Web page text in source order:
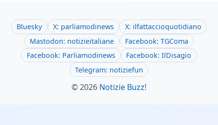
Bluesky X: parliamodinews
X: ilfattaccioquotidiano
Mastodon: notizieitaliane
Facebook: TGComa
Facebook: Parliamodinews
Facebook: IlDisagio
Telegram: notiziefun
© 2026 Notizie Buzz!